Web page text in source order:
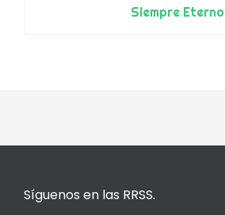
Siempre Eterno
Síguenos en las RRSS.